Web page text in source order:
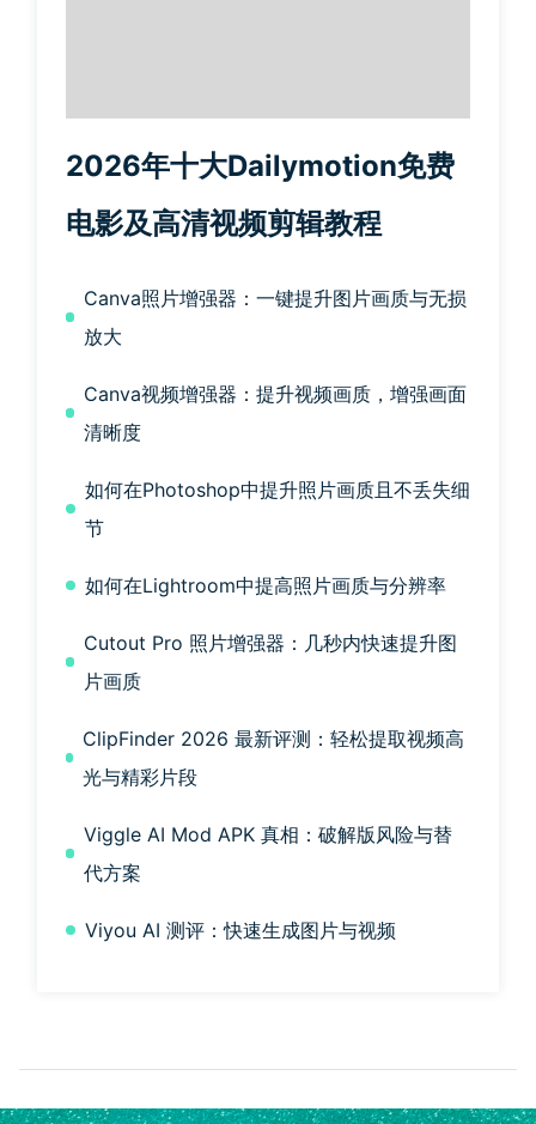
2026年十大Dailymotion免费
电影及高清视频剪辑教程
Canva照片增强器：一键提升图片画质与无损
放大
Canva视频增强器：提升视频画质，增强画面
清晰度
如何在Photoshop中提升照片画质且不丢失细
节
如何在Lightroom中提高照片画质与分辨率
Cutout Pro 照片增强器：几秒内快速提升图
片画质
ClipFinder 2026 最新评测：轻松提取视频高
光与精彩片段
Viggle AI Mod APK 真相：破解版风险与替
代方案
Viyou AI 测评：快速生成图片与视频